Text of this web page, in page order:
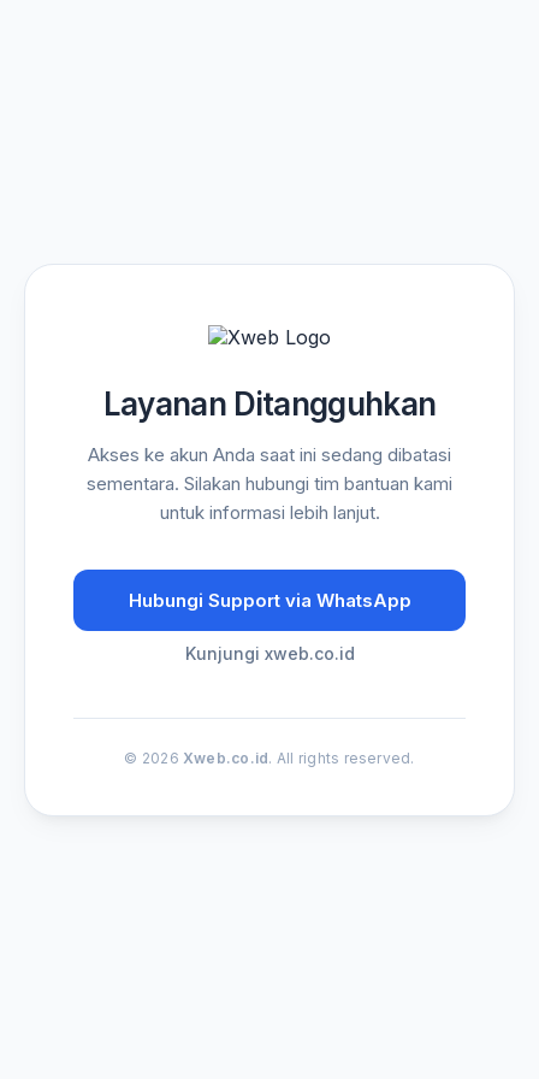
Layanan Ditangguhkan
Akses ke akun Anda saat ini sedang dibatasi
sementara. Silakan hubungi tim bantuan kami
untuk informasi lebih lanjut.
Hubungi Support via WhatsApp
Kunjungi xweb.co.id
© 2026 Xweb.co.id. All rights reserved.